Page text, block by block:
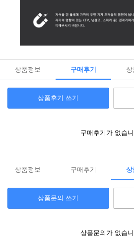
상품정보 구매후기 상
상품후기 쓰기
구매후기가 없습
상품정보 구매후기 상
상품문의 쓰기
상품문의가 없습